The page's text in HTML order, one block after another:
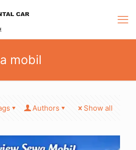
mobil
Authors Show all